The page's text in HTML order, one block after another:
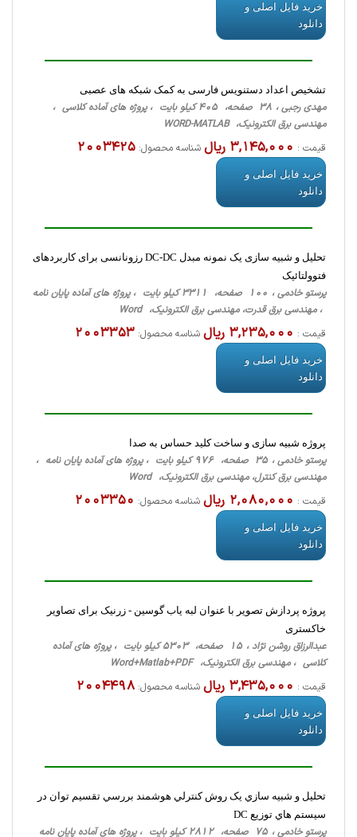
خرید فایل اصلی و
دانلود
تشخیص اعداد دستنویس فارسی به کمک شبکه های عصبی
مهدی رجبی ، 38 صفحه، 405 کیلو بایت ، پروژه های آماده کلاسی ،
مهندسی برق الکترونیک، WORD-MATLAB
قیمت : 3,145,000 ریال شناسه محصول: 2003425
خرید فایل اصلی و
دانلود
تحلیل و شبیه سازی یک نمونه مبدل DC-DC رزونانسی برای کاربردهای
فتوولتائیک
پرستو خادمی ، 100 صفحه، 3311 کیلو بایت ، پروژه های آماده پایان نامه
، مهندسی برق قدرت، مهندسی برق الکترونیک، Word
قیمت : 3,235,000 ریال شناسه محصول: 2003353
خرید فایل اصلی و
دانلود
پروژه شبیه سازی و ساخت کلید حساس به صدا
پرستو خادمی ، 35 صفحه، 976 کیلو بایت ، پروژه های آماده پایان نامه ،
مهندسی برق کنترل، مهندسی برق الکترونیک، Word
قیمت : 2,080,000 ریال شناسه محصول: 2003350
خرید فایل اصلی و
دانلود
پروژه پردازش تصویر با عنوان لبه یاب گوسین - زرنیک برای تصاویر
خاکستری
عبدالرزاق روشن نژاد ، 15 صفحه، 5303 کیلو بایت ، پروژه های آماده
کلاسی ، مهندسی برق الکترونیک، Word+Matlab+PDF
قیمت : 3,435,000 ریال شناسه محصول: 2004498
خرید فایل اصلی و
دانلود
تحليل و شبيه سازي يک روش کنترلي هوشمند بررسي تقسيم توان در
سيستم هاي توزيع DC
پرستو خادمی ، 75 صفحه، 2812 کیلو بایت ، پروژه های آماده پایان نامه